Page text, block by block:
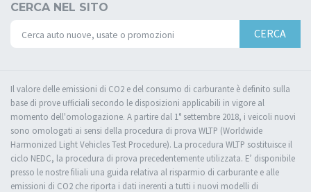
CERCA NEL SITO
CERCA
Il valore delle emissioni di CO2 e del consumo di carburante è definito sulla
base di prove ufficiali secondo le disposizioni applicabili in vigore al
momento dell'omologazione. A partire dal 1° settembre 2018, i veicoli nuovi
sono omologati ai sensi della procedura di prova WLTP (Worldwide
Harmonized Light Vehicles Test Procedure). La procedura WLTP sostituisce il
ciclo NEDC, la procedura di prova precedentemente utilizzata. E’ disponibile
presso le nostre filiali una guida relativa al risparmio di carburante e alle
emissioni di CO2 che riporta i dati inerenti a tutti i nuovi modelli di